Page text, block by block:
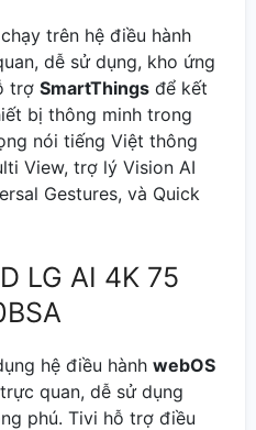
chạy trên hệ điều hành
dễ sử dụng, kho ứng
trợ SmartThings để kết
bị thông minh trong
nói tiếng Việt thông
View, trợ lý Vision AI
Gestures, và Quick
LG AI 4K 75
hệ điều hành webOS
quan, dễ sử dụng
phú. Tivi hỗ trợ điều